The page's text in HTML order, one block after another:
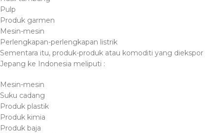
Pulp
Produk garmen
Mesin-mesin
Perlengkapan-perlengkapan listrik
Sementara itu, produk-produk atau komoditi yang diekspor
Jepang ke Indonesia meliputi :
Mesin-mesin
Suku cadang
Produk plastik
Produk kimia
Produk baja